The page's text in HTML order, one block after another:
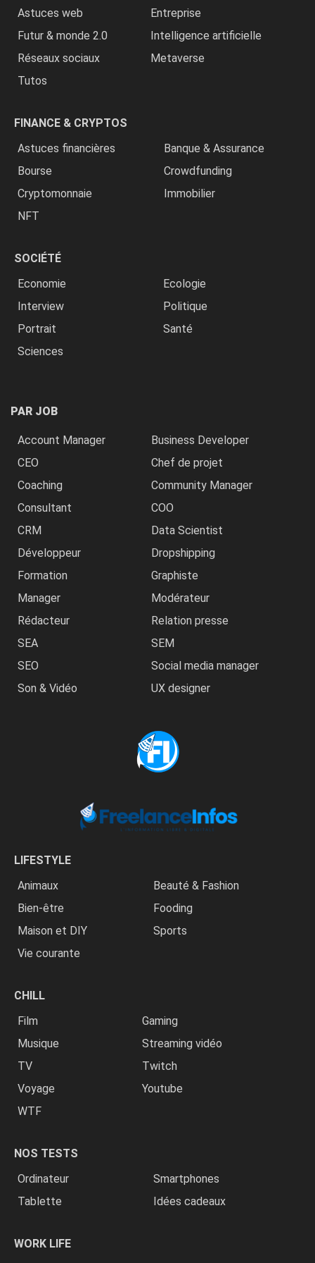
Astuces web
Entreprise
Futur & monde 2.0
Intelligence artificielle
Réseaux sociaux
Metaverse
Tutos
FINANCE & CRYPTOS
Astuces financières
Banque & Assurance
Bourse
Crowdfunding
Cryptomonnaie
Immobilier
NFT
SOCIÉTÉ
Economie
Ecologie
Interview
Politique
Portrait
Santé
Sciences
PAR JOB
Account Manager
Business Developer
CEO
Chef de projet
Coaching
Community Manager
Consultant
COO
CRM
Data Scientist
Développeur
Dropshipping
Formation
Graphiste
Manager
Modérateur
Rédacteur
Relation presse
SEA
SEM
SEO
Social media manager
Son & Vidéo
UX designer
LIFESTYLE
Animaux
Beauté & Fashion
Bien-être
Fooding
Maison et DIY
Sports
Vie courante
CHILL
Film
Gaming
Musique
Streaming vidéo
TV
Twitch
Voyage
Youtube
WTF
NOS TESTS
Ordinateur
Smartphones
Tablette
Idées cadeaux
WORK LIFE